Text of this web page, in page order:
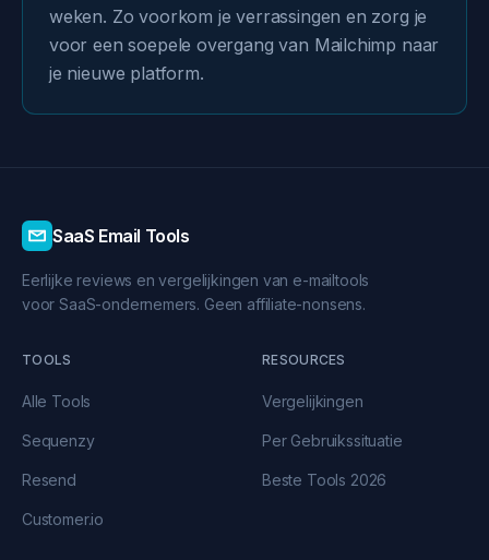
weken. Zo voorkom je verrassingen en zorg je
voor een soepele overgang van Mailchimp naar
je nieuwe platform.
SaaS Email Tools
Eerlijke reviews en vergelijkingen van e-mailtools
voor SaaS-ondernemers. Geen affiliate-nonsens.
TOOLS
Alle Tools
Sequenzy
Resend
Customer.io
RESOURCES
Vergelijkingen
Per Gebruikssituatie
Beste Tools 2026